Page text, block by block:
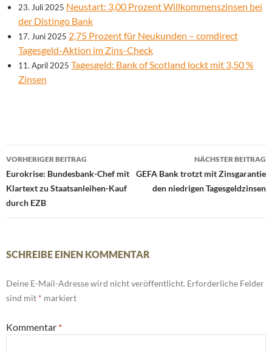
23. Juli 2025 Neustart: 3,00 Prozent Willkommenszinsen bei
der Distingo Bank
17. Juni 2025 2,75 Prozent für Neukunden – comdirect
Tagesgeld-Aktion im Zins-Check
11. April 2025 Tagesgeld: Bank of Scotland lockt mit 3,50 %
Zinsen
Beitrags-
Navigation
VORHERIGER BEITRAG
Eurokrise: Bundesbank-Chef mit
Klartext zu Staatsanleihen-Kauf
durch EZB
NÄCHSTER BEITRAG
GEFA Bank trotzt mit Zinsgarantie
den niedrigen Tagesgeldzinsen
SCHREIBE EINEN KOMMENTAR
Deine E-Mail-Adresse wird nicht veröffentlicht. Erforderliche Felder
sind mit * markiert
Kommentar *